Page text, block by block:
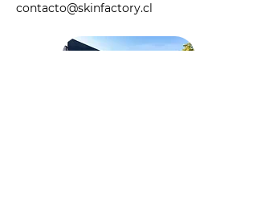
sido recetado para un tratamiento
contacto@skinfactory.cl